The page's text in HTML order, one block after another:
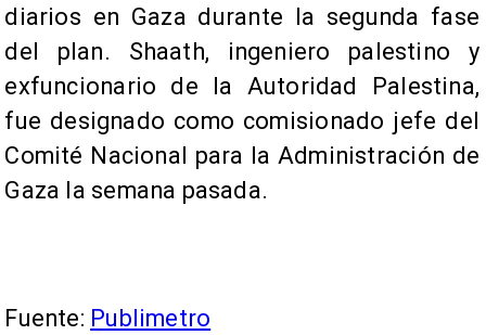
diarios en Gaza durante la segunda fase
del plan. Shaath, ingeniero palestino y
exfuncionario de la Autoridad Palestina,
fue designado como comisionado jefe del
Comité Nacional para la Administración de
Gaza la semana pasada.
Fuente: Publimetro